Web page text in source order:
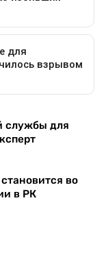
службы для
во
в РК